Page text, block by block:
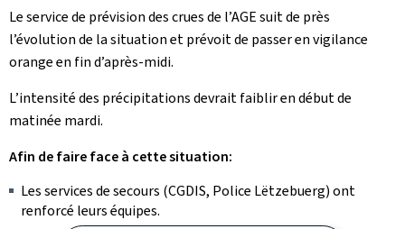
Le service de prévision des crues de l’AGE suit de près
l’évolution de la situation et prévoit de passer en vigilance
orange en fin d’après-midi.
L’intensité des précipitations devrait faiblir en début de
matinée mardi.
Afin de faire face à cette situation:
Les services de secours (CGDIS, Police Lëtzebuerg) ont
renforcé leurs équipes.